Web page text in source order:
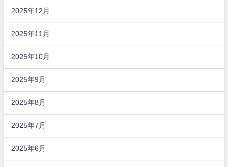
2025年12月
2025年11月
2025年10月
2025年9月
2025年8月
2025年7月
2025年6月